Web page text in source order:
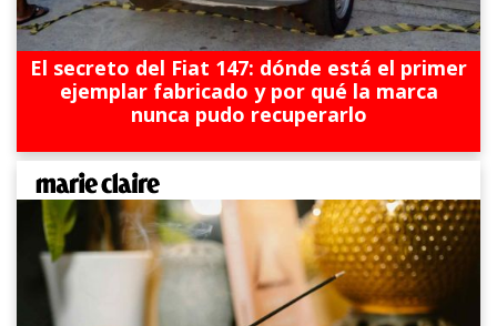
El secreto del Fiat 147: dónde está el primer
ejemplar fabricado y por qué la marca
nunca pudo recuperarlo